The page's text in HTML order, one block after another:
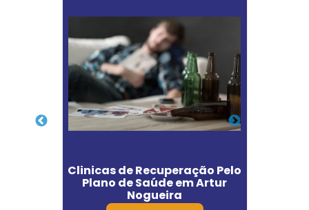
Clinicas de Recuperação Pelo
Plano de Saúde em Artur
Nogueira